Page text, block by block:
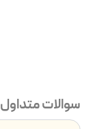
سوالات متداول